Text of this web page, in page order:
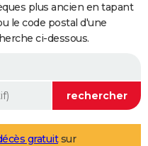
plus ancien en tapant
le code postal d'une
ci-dessous.
gratuitsur